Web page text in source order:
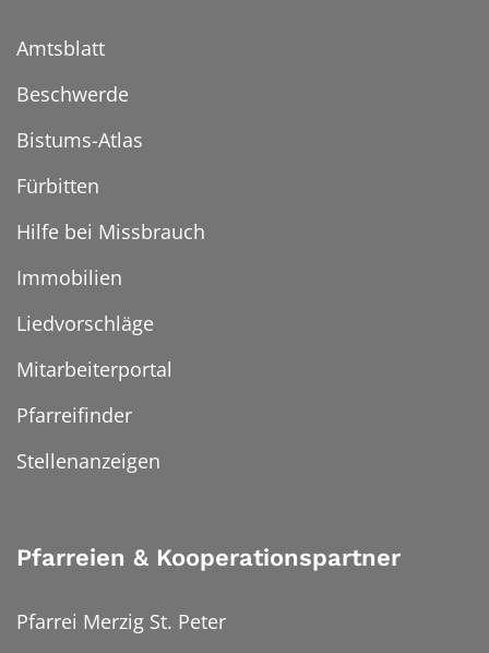
Amtsblatt
Beschwerde
Bistums-Atlas
Fürbitten
Hilfe bei Missbrauch
Immobilien
Liedvorschläge
Mitarbeiterportal
Pfarreifinder
Stellenanzeigen
Pfarreien & Kooperationspartner
Pfarrei Merzig St. Peter